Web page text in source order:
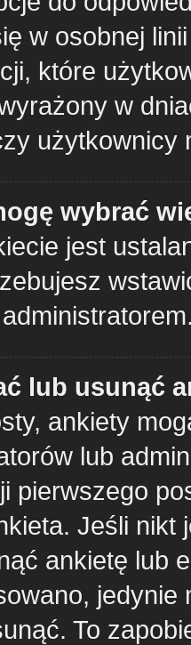
w osobnej
które
w
użytkownicy
wybrać
jest
lub usunąć
ankiety
lub
pierwszego
Jeśli nikt
ankietę lub
To